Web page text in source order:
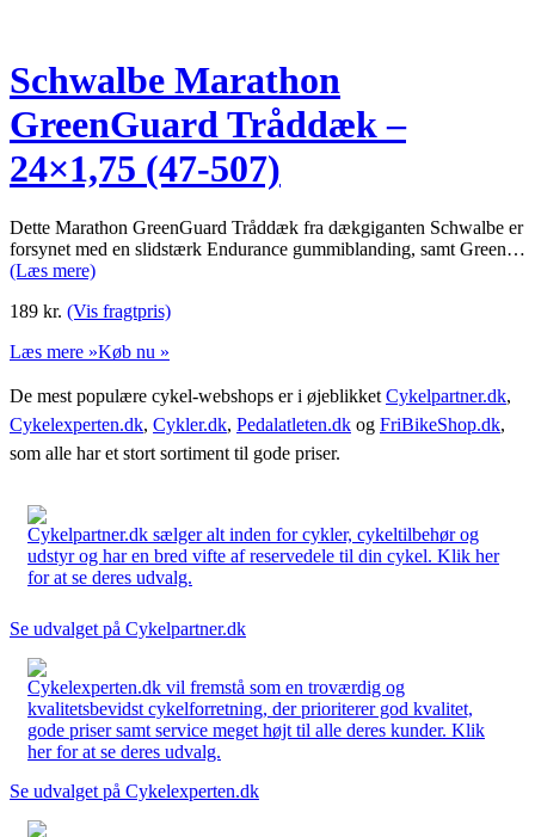
Schwalbe Marathon
GreenGuard Tråddæk –
24×1,75 (47-507)
Dette Marathon GreenGuard Tråddæk fra dækgiganten Schwalbe er
forsynet med en slidstærk Endurance gummiblanding, samt Green…
(Læs mere)
189 kr. (Vis fragtpris)
Læs mere »Køb nu »
De mest populære cykel-webshops er i øjeblikket Cykelpartner.dk,
Cykelexperten.dk, Cykler.dk, Pedalatleten.dk og FriBikeShop.dk,
som alle har et stort sortiment til gode priser.
Cykelpartner.dk sælger alt inden for cykler, cykeltilbehør og
udstyr og har en bred vifte af reservedele til din cykel. Klik her
for at se deres udvalg.
Se udvalget på Cykelpartner.dk
Cykelexperten.dk vil fremstå som en troværdig og
kvalitetsbevidst cykelforretning, der prioriterer god kvalitet,
gode priser samt service meget højt til alle deres kunder. Klik
her for at se deres udvalg.
Se udvalget på Cykelexperten.dk